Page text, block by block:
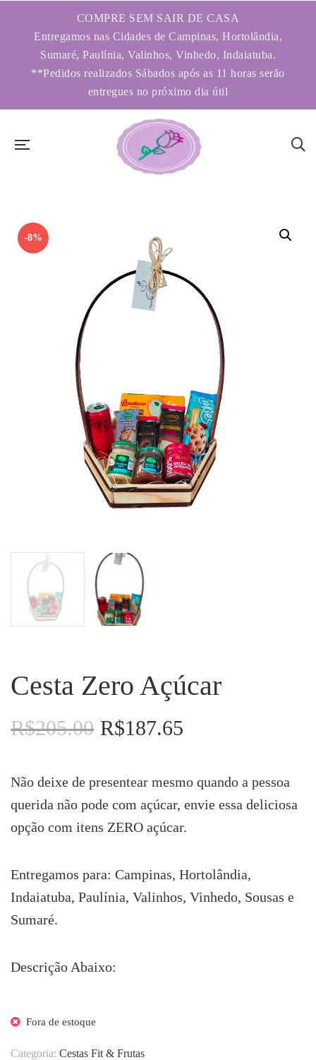
COMPRE SEM SAIR DE CASA
Entregamos nas Cidades de Campinas, Hortolândia,
Sumaré, Paulínia, Valinhos, Vinhedo, Indaiatuba.
**Pedidos realizados Sábados após as 11 horas serão
entregues no próximo dia útil
-8%
Cesta Zero Açúcar
R$205.00 O
era:
R$205.00.
R$187.65
é:
R$187.65.
Não deixe de presentear mesmo quando a pessoa
querida não pode com açúcar, envie essa deliciosa
opção com itens ZERO açúcar.
Entregamos para: Campinas, Hortolândia,
Indaiatuba, Paulínia, Valinhos, Vinhedo, Sousas e
Sumaré.
Descrição Abaixo:
Fora de estoque
Categoria: Cestas Fit & Frutas